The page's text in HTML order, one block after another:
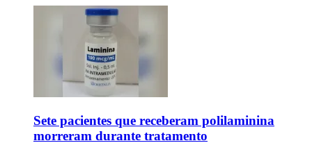
Sete pacientes que receberam polilaminina
morreram durante tratamento